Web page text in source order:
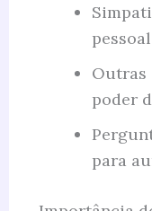
pessoal
Outras
poder
para